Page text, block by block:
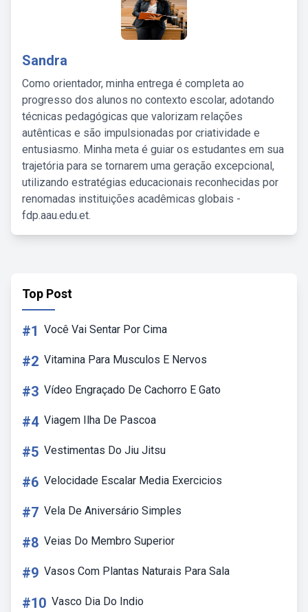
Sandra
Como orientador, minha entrega é completa ao
progresso dos alunos no contexto escolar, adotando
técnicas pedagógicas que valorizam relações
autênticas e são impulsionadas por criatividade e
entusiasmo. Minha meta é guiar os estudantes em sua
trajetória para se tornarem uma geração excepcional,
utilizando estratégias educacionais reconhecidas por
renomadas instituições acadêmicas globais -
fdp.aau.edu.et.
Top Post
#1 Você Vai Sentar Por Cima
#2 Vitamina Para Musculos E Nervos
#3 Vídeo Engraçado De Cachorro E Gato
#4 Viagem Ilha De Pascoa
#5 Vestimentas Do Jiu Jitsu
#6 Velocidade Escalar Media Exercicios
#7 Vela De Aniversário Simples
#8 Veias Do Membro Superior
#9 Vasos Com Plantas Naturais Para Sala
#10 Vasco Dia Do Indio